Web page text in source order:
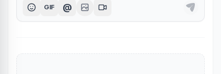
GIF @